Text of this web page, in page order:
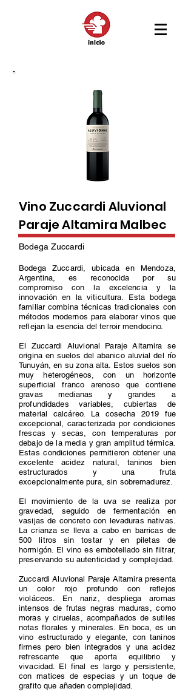
Vino Zuccardi Aluvional
Paraje Altamira Malbec
Bodega Zuccardi
Bodega Zuccardi, ubicada en Mendoza,
Argentina, es reconocida por su
compromiso con la excelencia y la
innovación en la viticultura. Esta bodega
familiar combina técnicas tradicionales con
métodos modernos para elaborar vinos que
reflejan la esencia del terroir mendocino.
El Zuccardi Aluvional Paraje Altamira se
origina en suelos del abanico aluvial del río
Tunuyán, en su zona alta. Estos suelos son
muy heterogéneos, con un horizonte
superficial franco arenoso que contiene
gravas medianas y grandes a
profundidades variables, cubiertas de
material calcáreo. La cosecha 2019 fue
excepcional, caracterizada por condiciones
frescas y secas, con temperaturas por
debajo de la media y gran amplitud térmica.
Estas condiciones permitieron obtener una
excelente acidez natural, taninos bien
estructurados y una fruta
excepcionalmente pura, sin sobremadurez.
El movimiento de la uva se realiza por
gravedad, seguido de fermentación en
vasijas de concreto con levaduras nativas.
La crianza se lleva a cabo en barricas de
500 litros sin tostar y en piletas de
hormigón. El vino es embotellado sin filtrar,
preservando su autenticidad y complejidad.
Zuccardi Aluvional Paraje Altamira presenta
un color rojo profundo con reflejos
violáceos. En nariz, despliega aromas
intensos de frutas negras maduras, como
moras y ciruelas, acompañados de sutiles
notas florales y minerales. En boca, es un
vino estructurado y elegante, con taninos
firmes pero bien integrados y una acidez
refrescante que aporta equilibrio y
vivacidad. El final es largo y persistente,
con matices de especias y un toque de
grafito que añaden complejidad.